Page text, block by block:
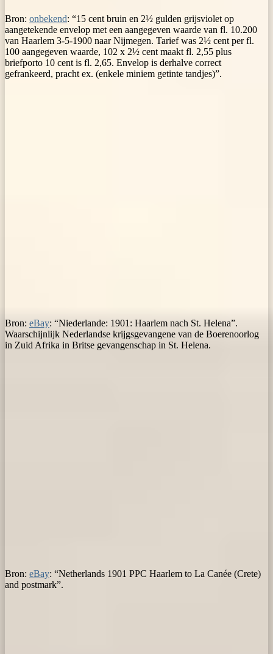
Bron: onbekend: “15 cent bruin en 2½ gulden grijsviolet op
aangetekende envelop met een aangegeven waarde van fl. 10.200
van Haarlem 3-5-1900 naar Nijmegen. Tarief was 2½ cent per fl.
100 aangegeven waarde, 102 x 2½ cent maakt fl. 2,55 plus
briefporto 10 cent is fl. 2,65. Envelop is derhalve correct
gefrankeerd, pracht ex. (enkele miniem getinte tandjes)”.
Bron: eBay: “Niederlande: 1901: Haarlem nach St. Helena”.
Waarschijnlijk Nederlandse krijgsgevangene van de Boerenoorlog
in Zuid Afrika in Britse gevangenschap in St. Helena.
Bron: eBay: “Netherlands 1901 PPC Haarlem to La Canée (Crete)
and postmark”.